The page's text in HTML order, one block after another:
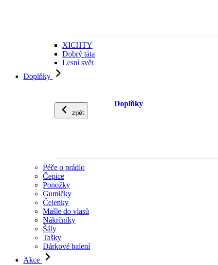
XICHTY
Dobrý táta
Lesní svět
Doplňky
zpět
Doplňky
Péče o prádlo
Čepice
Ponožky
Gumičky
Čelenky
Mašle do vlasů
Nákrčníky
Šály
Tašky
Dárkové balení
Akce